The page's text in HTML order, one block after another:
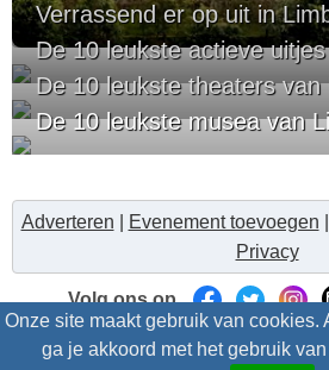
Onze site maakt gebruik van cookies.
ga je akkoord met het gebruik
Verrassend er op uit in
De 10 leukste actieve
De 10 leukste theaters van
De 10 leukste musea van
Adverteren Evenement toevoegen
Privacy
Volg ons op
Uitzinnig.nl/intris- Alle